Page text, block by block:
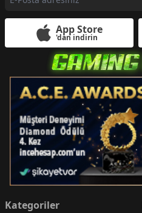
App Store
'dan indirin
Kategoriler